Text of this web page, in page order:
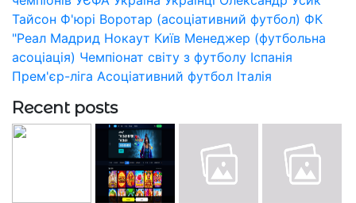
Тайсон Ф'юрі Воротар (асоціативний футбол) ФК
"Реал Мадрид Нокаут Київ Менеджер (футбольна
асоціація) Чемпіонат світу з футболу Іспанія
Прем'єр-ліга Асоціативний футбол Італія
Recent posts